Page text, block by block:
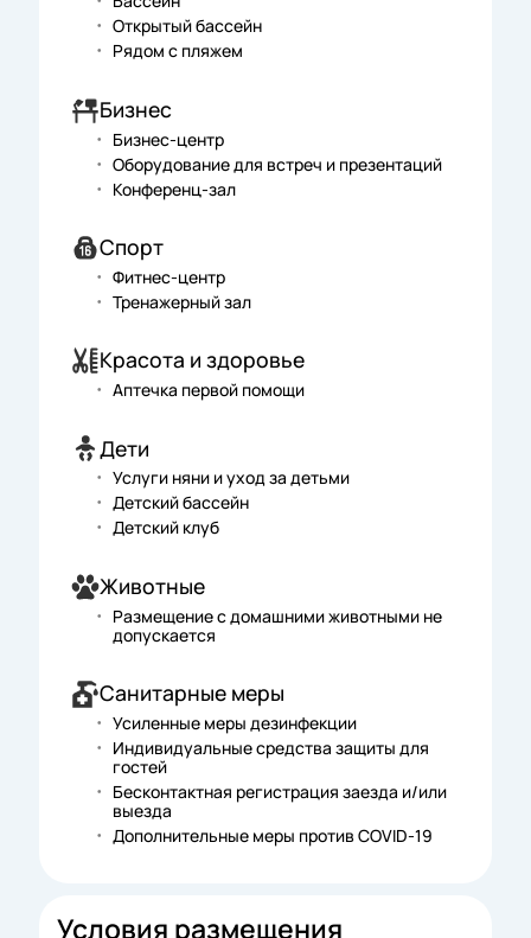
Открытый бассейн
Рядом с пляжем
Бизнес
Бизнес-центр
Оборудование для встреч и презентаций
Конференц-зал
Спорт
Фитнес-центр
Тренажерный зал
Красота и здоровье
Аптечка первой помощи
Дети
Услуги няни и уход за детьми
Детский бассейн
Детский клуб
Животные
Размещение с домашними животными не
допускается
Санитарные меры
Усиленные меры дезинфекции
Индивидуальные средства защиты для
гостей
Бесконтактная регистрация заезда и/или
выезда
Дополнительные меры против COVID-19
Условия размещения